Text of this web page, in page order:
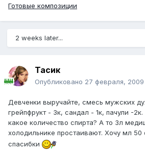
Готовые композиции
2 weeks later...
Тасик
Опубликовано 27 февраля, 2009
Девченки выручайте, смесь мужских
грейпфрукт - 3к, сандал - 1к, пачули -
какое количество спирта? А то 3л
холодильнике простаивают. Хочу мл 50
спасибки